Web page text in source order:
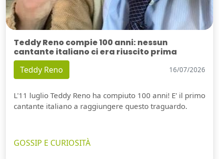
Teddy Reno compie 100 anni: nessun
cantante italiano ci era riuscito prima
Teddy Reno 16/07/2026
L'11 luglio Teddy Reno ha compiuto 100 anni! E' il primo
cantante italiano a raggiungere questo traguardo.
GOSSIP E CURIOSITÀ